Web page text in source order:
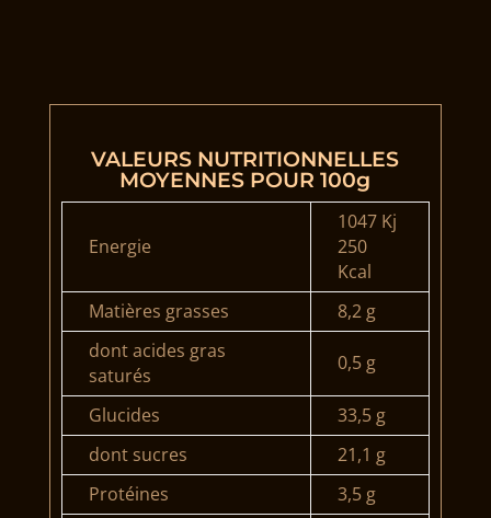
VALEURS NUTRITIONNELLES
MOYENNES POUR 100g
Energie
1047 Kj
250
Kcal
Matières grasses
8,2 g
dont acides gras
saturés
0,5 g
Glucides
33,5 g
dont sucres
21,1 g
Protéines
3,5 g